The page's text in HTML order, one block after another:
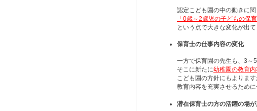
認定こども園の中の動きに
「0歳～2歳児の子どもの保育
という点で大きな変化が出て
保育士の仕事内容の変化
一方で保育園の先生も、3～
そこに新たに幼稚園の教育
こども園の方針にもよりま
教育内容を充実させるため
潜在保育士の方の活躍の場が